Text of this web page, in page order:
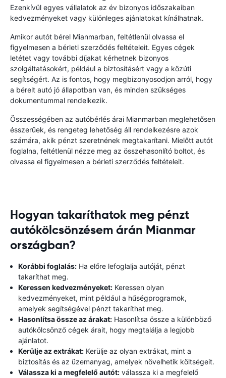
Ezenkívül egyes vállalatok az év bizonyos időszakaiban
kedvezményeket vagy különleges ajánlatokat kínálhatnak.
Amikor autót bérel Mianmarban, feltétlenül olvassa el
figyelmesen a bérleti szerződés feltételeit. Egyes cégek
letétet vagy további díjakat kérhetnek bizonyos
szolgáltatásokért, például a biztosításért vagy a közúti
segítségért. Az is fontos, hogy megbizonyosodjon arról, hogy
a bérelt autó jó állapotban van, és minden szükséges
dokumentummal rendelkezik.
Összességében az autóbérlés árai Mianmarban meglehetősen
ésszerűek, és rengeteg lehetőség áll rendelkezésre azok
számára, akik pénzt szeretnének megtakarítani. Mielőtt autót
foglalna, feltétlenül nézze meg az összehasonlító boltot, és
olvassa el figyelmesen a bérleti szerződés feltételeit.
Hogyan takaríthatok meg pénzt
autókölcsönzésem árán Mianmar
országban?
Korábbi foglalás: Ha előre lefoglalja autóját, pénzt
takaríthat meg.
Keressen kedvezményeket: Keressen olyan
kedvezményeket, mint például a hűségprogramok,
amelyek segítségével pénzt takaríthat meg.
Hasonlítsa össze az árakat: Hasonlítsa össze a különböző
autókölcsönző cégek árait, hogy megtalálja a legjobb
ajánlatot.
Kerülje az extrákat: Kerülje az olyan extrákat, mint a
biztosítás és az üzemanyag, amelyek növelhetik költségeit.
Válassza ki a megfelelő autót: válassza ki a megfelelő